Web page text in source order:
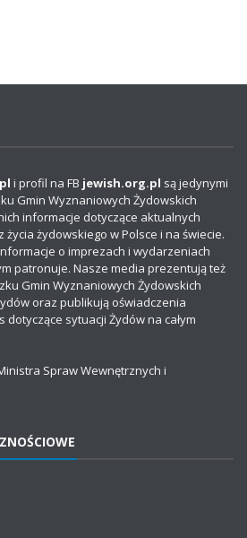
i profil na FB jewish.org.pl są jedynymi
Gmin Wyznaniowych Żydowskich
informacje dotyczące aktualnych
żydowskiego w Polsce i na świecie.
o imprezach i wydarzeniach
patronuje. Nasze media prezentują też
Gmin Wyznaniowych Żydowskich
oraz publikują oświadczenia
dotyczące sytuacji Żydów na całym
Spraw Wewnętrznych i